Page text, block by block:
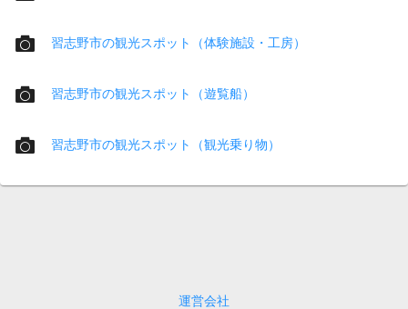
習志野市の観光スポット（体験施設・工房）
習志野市の観光スポット（遊覧船）
習志野市の観光スポット（観光乗り物）
運営会社